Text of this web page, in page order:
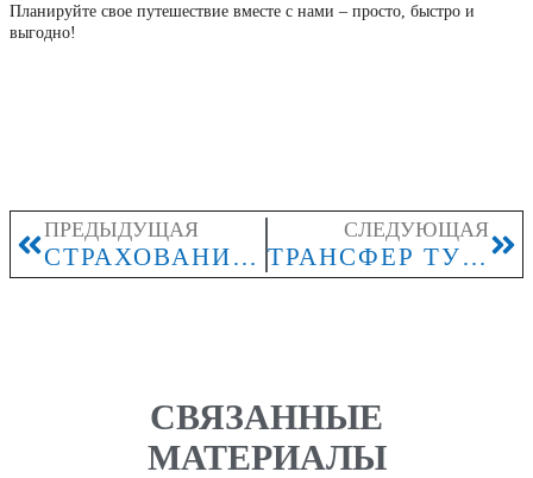
Планируйте свое путешествие вместе с нами – просто, быстро и
выгодно!
ПРЕДЫДУЩАЯ
СТРАХОВАНИЕ В ПУТЕШЕСТВИИ
СЛЕДУЮЩАЯ
ТРАНСФЕР ТУРИСТИЧЕСКИЙ
СВЯЗАННЫЕ
МАТЕРИАЛЫ